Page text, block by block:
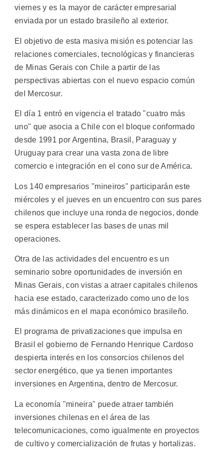
viernes y es la mayor de carácter empresarial
enviada por un estado brasileño al exterior.
El objetivo de esta masiva misión es potenciar las
relaciones comerciales, tecnológicas y financieras
de Minas Gerais con Chile a partir de las
perspectivas abiertas con el nuevo espacio común
del Mercosur.
El día 1 entró en vigencia el tratado "cuatro más
uno" que asocia a Chile con el bloque conformado
desde 1991 por Argentina, Brasil, Paraguay y
Uruguay para crear una vasta zona de libre
comercio e integración en el cono sur de América.
Los 140 empresarios "mineiros" participarán este
miércoles y el jueves en un encuentro con sus pares
chilenos que incluye una ronda de negocios, donde
se espera establecer las bases de unas mil
operaciones.
Otra de las actividades del encuentro es un
seminario sobre oportunidades de inversión en
Minas Gerais, con vistas a atraer capitales chilenos
hacia ese estado, caracterizado como uno de los
más dinámicos en el mapa económico brasileño.
El programa de privatizaciones que impulsa en
Brasil el gobierno de Fernando Henrique Cardoso
despierta interés en los consorcios chilenos del
sector energético, que ya tienen importantes
inversiones en Argentina, dentro de Mercosur.
La economía "mineira" puede atraer también
inversiones chilenas en el área de las
telecomunicaciones, como igualmente en proyectos
de cultivo y comercialización de frutas y hortalizas.